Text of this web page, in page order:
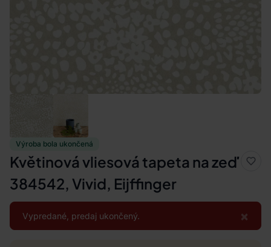
Výroba bola ukončená
Květinová vliesová tapeta na zeď
384542, Vivid, Eijffinger
×
Vypredané, predaj ukončený.